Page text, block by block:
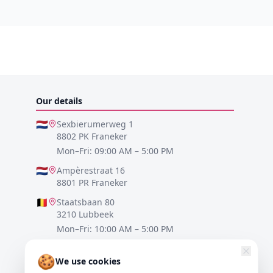
🍪We use cookies
Our details
🇳🇱
Sexbierumerweg 1
8802 PK Franeker
Mon–Fri: 09:00 AM – 5:00 PM
🇳🇱
Ampèrestraat 16
8801 PR Franeker
🇧🇪
Staatsbaan 80
3210 Lubbeek
Mon–Fri: 10:00 AM – 5:00 PM
30161 Hannover